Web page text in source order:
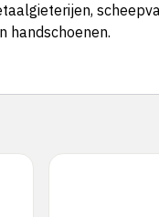
handschoenen.